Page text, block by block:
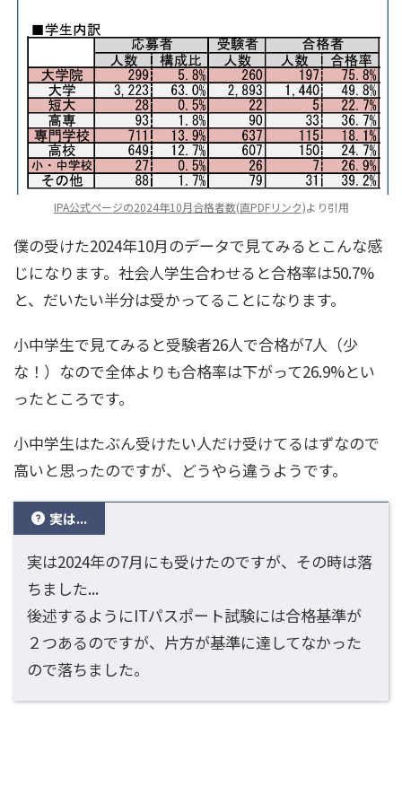
IPA公式ページの2024年10月合格者数(直PDFリンク)より引用
僕の受けた2024年10月のデータで見てみるとこんな感
じになります。社会人学生合わせると合格率は50.7%
と、だいたい半分は受かってることになります。
小中学生で見てみると受験者26人で合格が7人（少
な！）なので全体よりも合格率は下がって26.9%とい
ったところです。
小中学生はたぶん受けたい人だけ受けてるはずなので
高いと思ったのですが、どうやら違うようです。
実は...
実は2024年の7月にも受けたのですが、その時は落
ちました...
後述するようにITパスポート試験には合格基準が
２つあるのですが、片方が基準に達してなかった
ので落ちました。